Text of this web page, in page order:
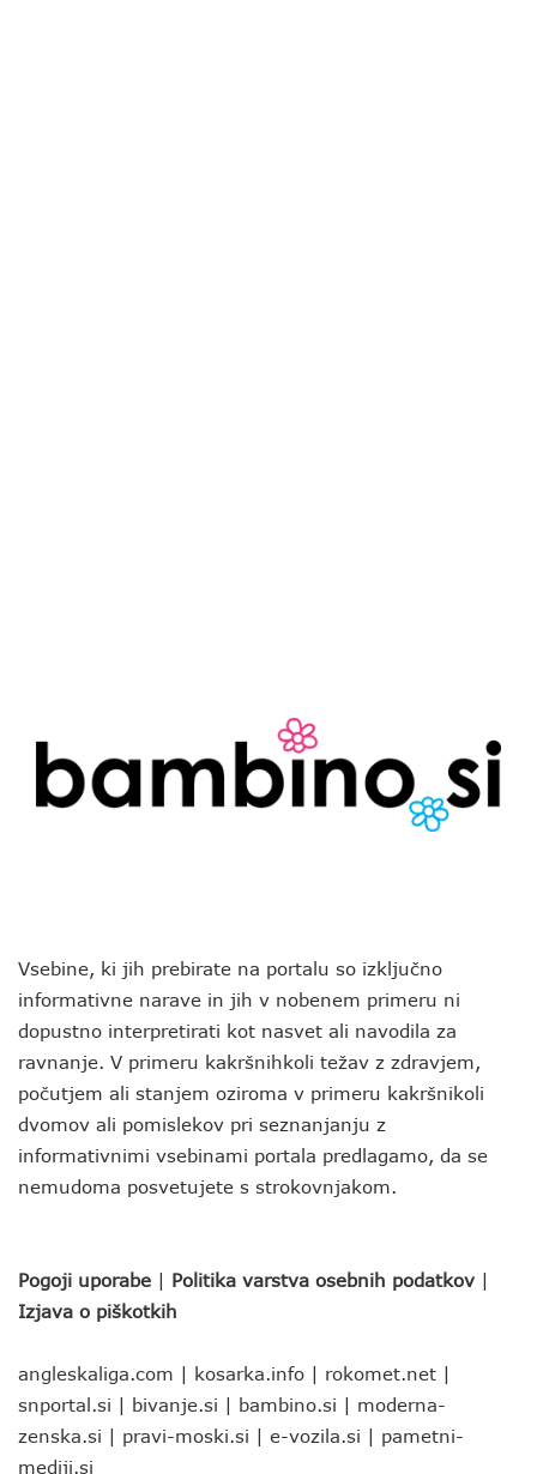
Vsebine, ki jih prebirate na portalu so izključno
informativne narave in jih v nobenem primeru ni
dopustno interpretirati kot nasvet ali navodila za
ravnanje. V primeru kakršnihkoli težav z zdravjem,
počutjem ali stanjem oziroma v primeru kakršnikoli
dvomov ali pomislekov pri seznanjanju z
informativnimi vsebinami portala predlagamo, da se
nemudoma posvetujete s strokovnjakom.
Pogoji uporabe | Politika varstva osebnih podatkov |
Izjava o piškotkih
angleskaliga.com | kosarka.info | rokomet.net |
snportal.si | bivanje.si | bambino.si | moderna-
zenska.si | pravi-moski.si | e-vozila.si | pametni-
mediji.si